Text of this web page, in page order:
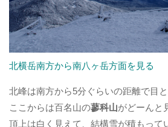
北横岳南方から南八ヶ岳方面を見る
北峰は南方から5分ぐらいの距離で目と
ここからは百名山の蓼科山がどーんと
頂上は白く見えて、結構雪が積もって